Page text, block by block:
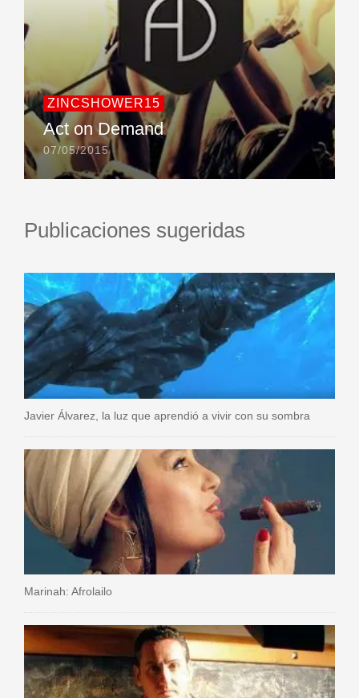
ZINCSHOWER15
Act on Demand
07/05/2015
Publicaciones sugeridas
Javier Álvarez, la luz que aprendió a vivir con su sombra
Marinah: Afrolailo